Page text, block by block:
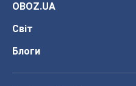
OBOZ.UA
Світ
Блоги